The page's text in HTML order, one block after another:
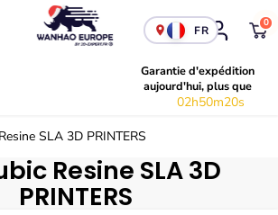
Garantie d'expédition
aujourd'hui, plus que
02h50m20s
0
FR
SLA 3D PRINTERS
Resine SLA 3D
PRINTERS